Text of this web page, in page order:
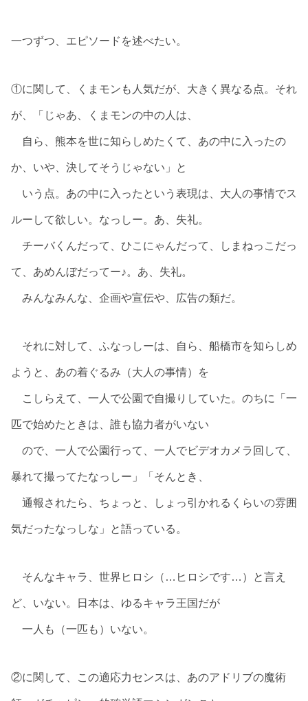
一つずつ、エピソードを述べたい。
①に関して、くまモンも人気だが、大きく異なる点。それ
が、「じゃあ、くまモンの中の人は、
自ら、熊本を世に知らしめたくて、あの中に入ったの
か、いや、決してそうじゃない」と
いう点。あの中に入ったという表現は、大人の事情でス
ルーして欲しい。なっしー。あ、失礼。
チーバくんだって、ひこにゃんだって、しまねっこだっ
て、あめんぼだってー♪。あ、失礼。
みんなみんな、企画や宣伝や、広告の類だ。
それに対して、ふなっしーは、自ら、船橋市を知らしめ
ようと、あの着ぐるみ（大人の事情）を
こしらえて、一人で公園で自撮りしていた。のちに「一
匹で始めたときは、誰も協力者がいない
ので、一人で公園行って、一人でビデオカメラ回して、
暴れて撮ってたなっしー」「そんとき、
通報されたら、ちょっと、しょっ引かれるくらいの雰囲
気だったなっしな」と語っている。
そんなキャラ、世界ヒロシ（…ヒロシです…）と言え
ど、いない。日本は、ゆるキャラ王国だが
一人も（一匹も）いない。
②に関して、この適応力センスは、あのアドリブの魔術